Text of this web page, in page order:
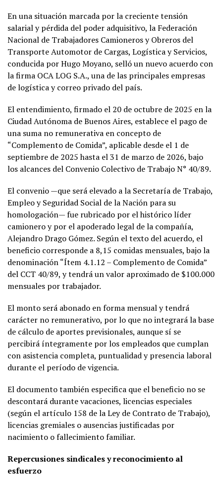
En una situación marcada por la creciente tensión
salarial y pérdida del poder adquisitivo, la Federación
Nacional de Trabajadores Camioneros y Obreros del
Transporte Automotor de Cargas, Logística y Servicios,
conducida por Hugo Moyano, selló un nuevo acuerdo con
la firma OCA LOG S.A., una de las principales empresas
de logística y correo privado del país.
El entendimiento, firmado el 20 de octubre de 2025 en la
Ciudad Autónoma de Buenos Aires, establece el pago de
una suma no remunerativa en concepto de
“Complemento de Comida”, aplicable desde el 1 de
septiembre de 2025 hasta el 31 de marzo de 2026, bajo
los alcances del Convenio Colectivo de Trabajo N° 40/89.
El convenio —que será elevado a la Secretaría de Trabajo,
Empleo y Seguridad Social de la Nación para su
homologación— fue rubricado por el histórico líder
camionero y por el apoderado legal de la compañía,
Alejandro Drago Gómez. Según el texto del acuerdo, el
beneficio corresponde a 8,15 comidas mensuales, bajo la
denominación “Ítem 4.1.12 – Complemento de Comida”
del CCT 40/89, y tendrá un valor aproximado de $100.000
mensuales por trabajador.
El monto será abonado en forma mensual y tendrá
carácter no remunerativo, por lo que no integrará la base
de cálculo de aportes previsionales, aunque sí se
percibirá íntegramente por los empleados que cumplan
con asistencia completa, puntualidad y presencia laboral
durante el período de vigencia.
El documento también especifica que el beneficio no se
descontará durante vacaciones, licencias especiales
(según el artículo 158 de la Ley de Contrato de Trabajo),
licencias gremiales o ausencias justificadas por
nacimiento o fallecimiento familiar.
Repercusiones sindicales y reconocimiento al
esfuerzo